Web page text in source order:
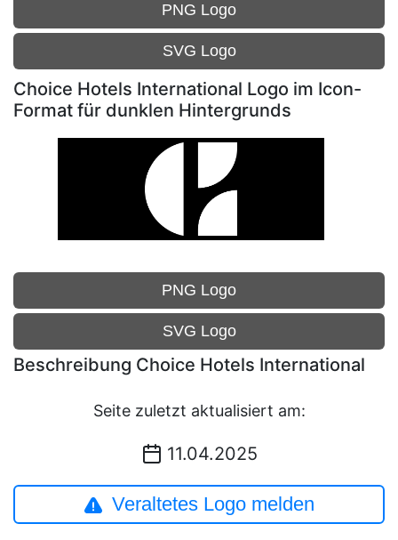
PNG Logo
SVG Logo
Choice Hotels International Logo im Icon-
Format für dunklen Hintergrunds
PNG Logo
SVG Logo
Beschreibung Choice Hotels International
Seite zuletzt aktualisiert am:
11.04.2025
Veraltetes Logo melden